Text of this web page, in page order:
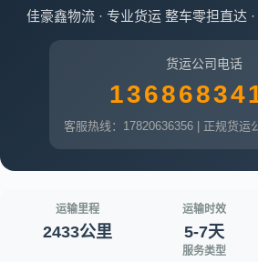
佳豪鑫物流 · 专业货运 整车零担直达
货运公司电话
客服热线：17820636356 | 正规货运
运输里程
2433公里
运输时效
5-7天
服务类型